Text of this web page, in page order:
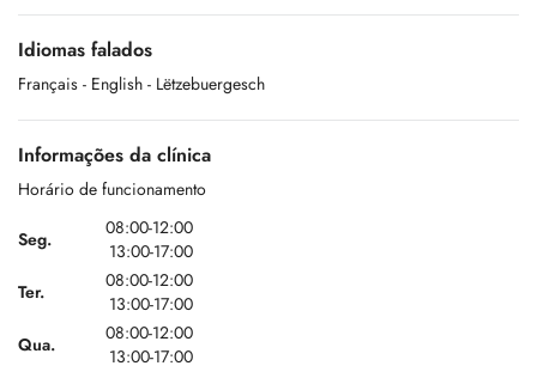
Idiomas falados
Français - English - Lëtzebuergesch
Informações da clínica
Horário de funcionamento
Seg.
08:00-12:00
13:00-17:00
Ter.
08:00-12:00
13:00-17:00
Qua.
08:00-12:00
13:00-17:00